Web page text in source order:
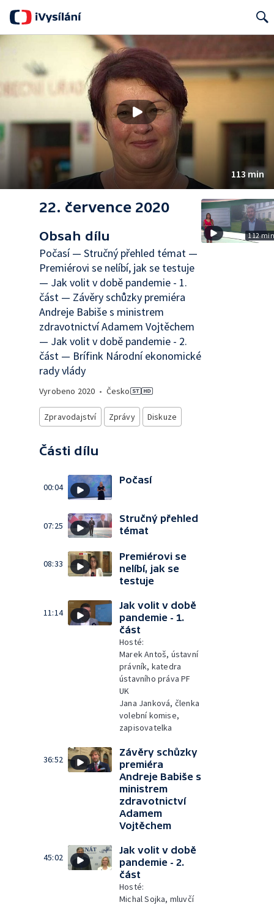
113 min
22. července 2020
Obsah dílu
Počasí — Stručný přehled témat —
Premiérovi se nelíbí, jak se testuje
— Jak volit v době pandemie - 1.
část — Závěry schůzky premiéra
Andreje Babiše s ministrem
zdravotnictví Adamem Vojtěchem
— Jak volit v době pandemie - 2.
část — Brífink Národní ekonomické
rady vlády
Vyrobeno 2020 • Česko
Zpravodajství Zprávy Diskuze
Části dílu
00:04
Počasí
07:25
Stručný přehled
témat
08:33
Premiérovi se
nelíbí, jak se
testuje
11:14
Jak volit v době
pandemie - 1.
část
Hosté:
Marek Antoš, ústavní
právník, katedra
ústavního práva PF
UK
Jana Janková, členka
volební komise,
zapisovatelka
36:52
Závěry schůzky
premiéra
Andreje Babiše s
ministrem
zdravotnictví
Adamem
Vojtěchem
45:02
Jak volit v době
pandemie - 2.
část
Hosté:
Michal Sojka, mluvčí
112